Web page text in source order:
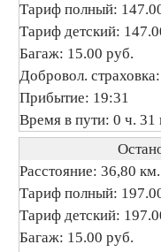
Тариф полный:
Тариф детский:
Багаж: 15.00 руб.
Добровол.
Прибытие: 19:31
Время в пути: 0 ч. 31
Расстояние: 36,80 км.
Тариф полный:
Тариф детский:
Багаж: 15.00 руб.